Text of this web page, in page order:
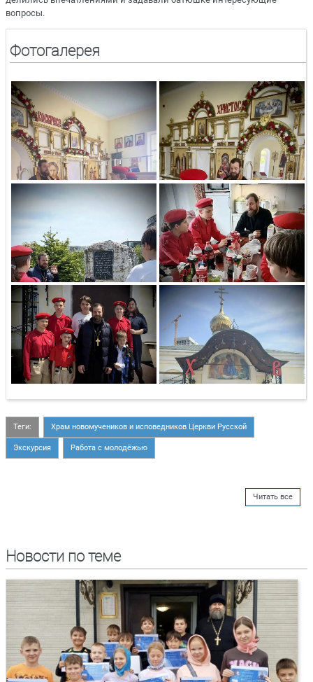
вопросы.
Фотогалерея
Теги: Храм новомучеников и исповедников Церкви Русской
Экскурсия Работа с молодёжью
Читать все
Новости по теме